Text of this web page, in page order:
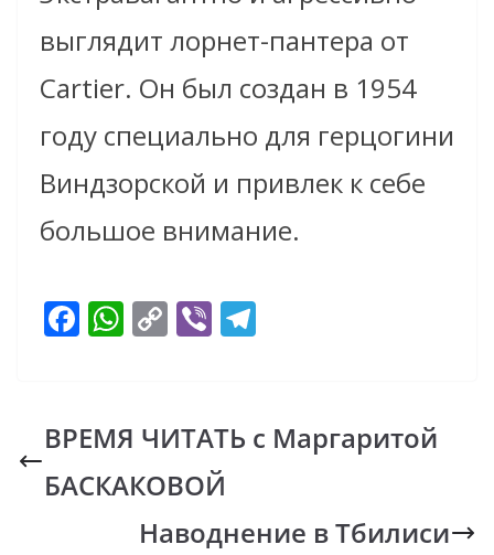
выглядит лорнет-пантера от
Cartier. Он был создан в 1954
году специально для герцогини
Виндзорской и привлек к себе
большое внимание.
F
b
o
o
W
s
A
p
p
C
y
Li
n
k
Vi
gr
a
ВРЕМЯ ЧИТАТЬ с Маргаритой
БАСКАКОВОЙ
Наводнение в Тбилиси